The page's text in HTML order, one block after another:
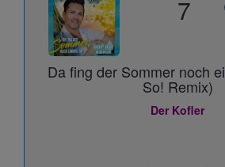
7
Da fing der Sommer noch
So! Remix)
Der Kofler